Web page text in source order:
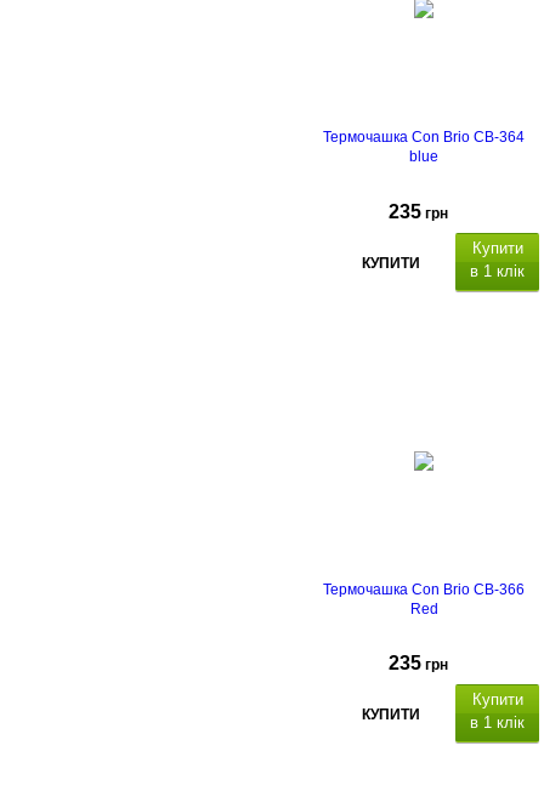
Термочашка Con Brio CB-364
blue
235 грн
КУПИТИ
Купити
в 1 клік
Термочашка Con Brio CB-366
Red
235 грн
КУПИТИ
Купити
в 1 клік